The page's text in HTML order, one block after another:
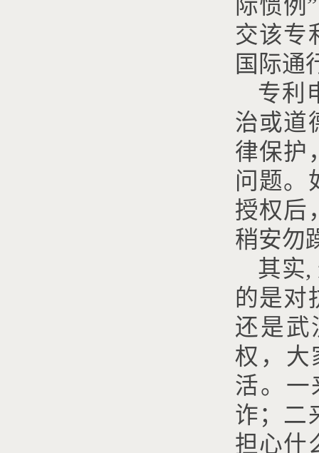
际惯例 ”
交该专
国际通
专利
治或道
律保护
问题。
授权后
稍安勿
其实,
的是对
还是武
权，大
活。一
诈；二
担心什